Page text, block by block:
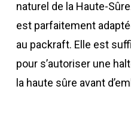
naturel de la Haute-
est parfaitement
au packraft. Elle est
pour s’autoriser une
la haute sûre avant